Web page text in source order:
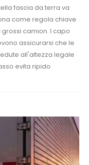
fascia da terra va
come regola chiave
camion. I capo
assicurarsi che le
all'altezza legale
evita ripido